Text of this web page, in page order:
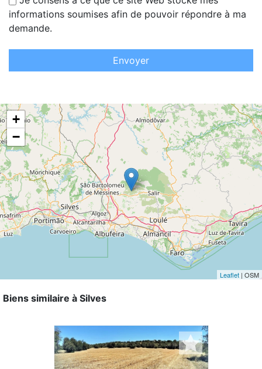
informations soumises afin de pouvoir répondre à ma
demande.
Envoyer
+
−
Leaflet | OSM
Biens similaire à Silves